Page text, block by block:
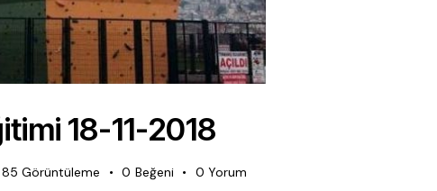
18-11-2018
85 Görüntüleme 0 Beğeni 0 Yorum